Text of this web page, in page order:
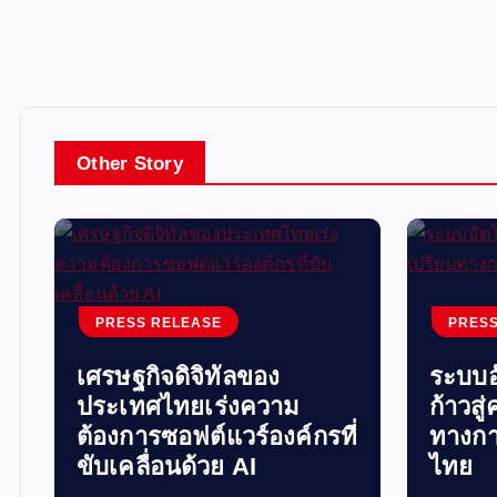
Other Story
PRESS RELEASE
เศรษฐกิจดิจิทัลของ
ประเทศไทยเร่งความ
ต้องการซอฟต์แวร์องค์กรที่
ขับเคลื่อนด้วย AI
ระบบ
ก้าวสู่
ทางก
ไทย